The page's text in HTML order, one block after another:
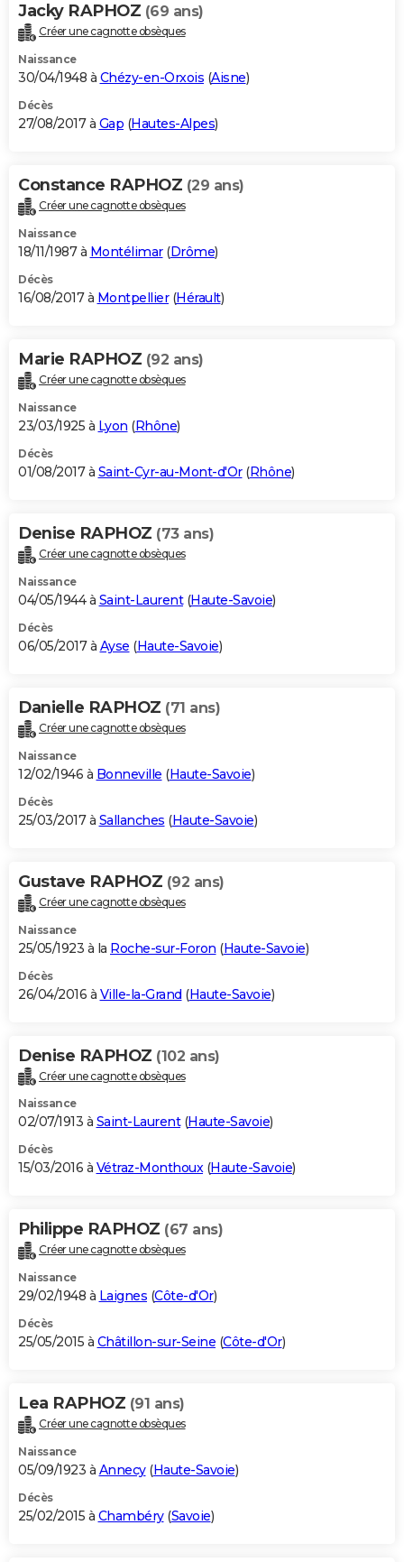
Jacky RAPHOZ (69 ans)
Créer une cagnotte obsèques
Naissance
30/04/1948 à Chézy-en-Orxois (Aisne)
Décès
27/08/2017 à Gap (Hautes-Alpes)
Constance RAPHOZ (29 ans)
Créer une cagnotte obsèques
Naissance
18/11/1987 à Montélimar(Drôme)
Décès
16/08/2017 à Montpellier(Hérault)
Marie RAPHOZ (92 ans)
Créer une cagnotte obsèques
Naissance
23/03/1925 à Lyon (Rhône)
Décès
01/08/2017 à Saint-Cyr-au-Mont-d'Or(Rhône)
Denise RAPHOZ (73 ans)
Créer une cagnotte obsèques
Naissance
04/05/1944 à Saint-Laurent(Haute-Savoie)
Décès
06/05/2017 à Ayse (Haute-Savoie)
Danielle RAPHOZ (71 ans)
Créer une cagnotte obsèques
Naissance
12/02/1946 à Bonneville (Haute-Savoie)
Décès
25/03/2017 à Sallanches (Haute-Savoie)
Gustave RAPHOZ (92 ans)
Créer une cagnotte obsèques
Naissance
25/05/1923 à la Roche-sur-Foron (Haute-Savoie)
Décès
26/04/2016 à Ville-la-Grand (Haute-Savoie)
Denise RAPHOZ (102 ans)
Créer une cagnotte obsèques
Naissance
02/07/1913 à Saint-Laurent(Haute-Savoie)
Décès
15/03/2016 à Vétraz-Monthoux(Haute-Savoie)
Philippe RAPHOZ (67 ans)
Créer une cagnotte obsèques
Naissance
29/02/1948 à Laignes (Côte-d'Or)
Décès
25/05/2015 à Châtillon-sur-Seine (Côte-d'Or)
Lea RAPHOZ (91 ans)
Créer une cagnotte obsèques
Naissance
05/09/1923 à Annecy(Haute-Savoie)
Décès
25/02/2015 à Chambéry(Savoie)